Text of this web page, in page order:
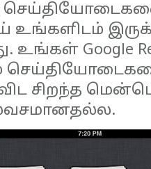
உங்களிடம்
உங்கள் Google
சிறந்த